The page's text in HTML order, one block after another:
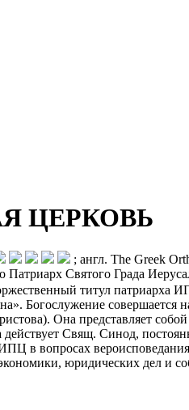
ЦЕРКОВЬ
; англ. The Greek
Святого Града
титул патриарха
совершается
Она представляет
Свящ. Синод,
вопросах
юридических дел и